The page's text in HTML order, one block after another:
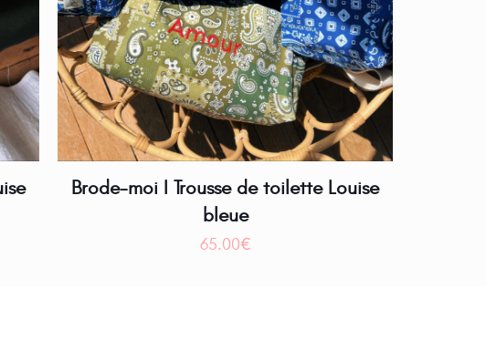
Brode-moi I Trousse de toilette Louise
bleue
65.00€